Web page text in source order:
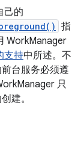
己的
指
WorkManager
支持中所述。不
台服务必须遵
只
建。